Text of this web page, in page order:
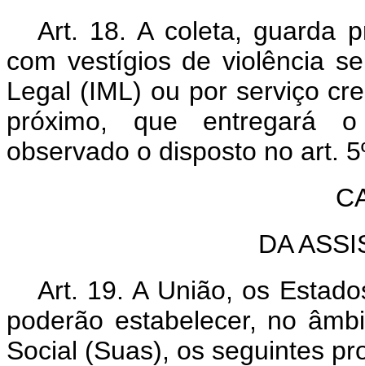
Art. 18. A coleta, guarda
com vestígios de violência
Legal (IML) ou por serviço
próximo, que entregará
observado o disposto no art.
DA
Art. 19. A União, os
poderão estabelecer, no
Social (Suas), os seguintes